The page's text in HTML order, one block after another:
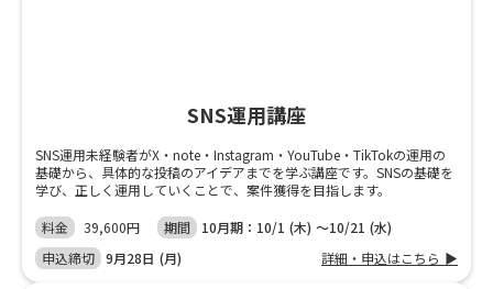
SNS運用講座
SNS運用未経験者がX・note・Instagram・YouTube・TikTokの運用の
基礎から、具体的な投稿のアイデアまでを学ぶ講座です。SNSの基礎を
学び、正しく運用していくことで、案件獲得を目指します。
料金
39,600円 期間
10月期：10/1 (木) 〜10/21 (水)
申込締切 9月28日 (月) 詳細・申込はこちら ▶